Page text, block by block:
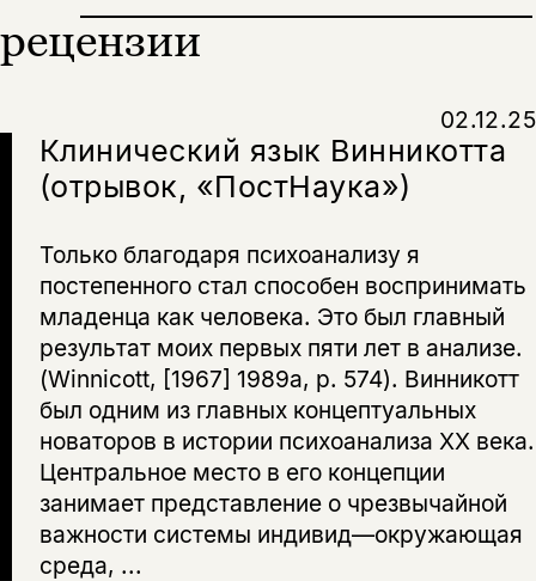
рецензии
Клинический язык Винникотта
(отрывок, «ПостНаука»)
02.12.25
Только благодаря психоанализу я
постепенного стал способен воспринимать
младенца как человека. Это был главный
результат моих первых пяти лет в анализе.
(Winnicott, [1967] 1989a, p. 574). Винникотт
был одним из главных концептуальных
новаторов в истории психоанализа XX века.
Центральное место в его концепции
занимает представление о чрезвычайной
важности системы индивид—окружающая
среда, ...
Поделиться
Копировать
ссылку
ВконтактеТелеграм Дзен
подписаться